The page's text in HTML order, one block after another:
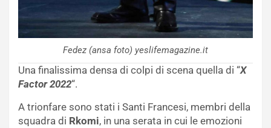
Fedez (ansa foto) yeslifemagazine.it
Una finalissima densa di colpi di scena quella di “X
Factor 2022“.
A trionfare sono stati i Santi Francesi, membri della
squadra di Rkomi, in una serata in cui le emozioni